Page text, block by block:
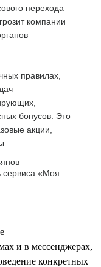
перехода
компании
правилах,
бонусов. Это
акции,
сервиса «Моя
и в мессенджерах,
конкретных